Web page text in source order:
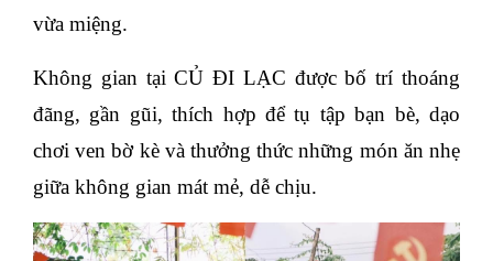
vừa miệng.
Không gian tại CỦ ĐI LẠC được bố trí thoáng
đãng, gần gũi, thích hợp để tụ tập bạn bè, dạo
chơi ven bờ kè và thưởng thức những món ăn nhẹ
giữa không gian mát mẻ, dễ chịu.